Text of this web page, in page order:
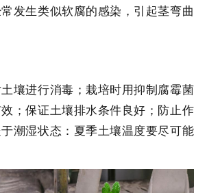
发生类似软腐的感染，引起茎弯曲
壤进行消毒；栽培时用抑制腐霉菌
；保证土壤排水条件良好；防止作
潮湿状态：夏季土壤温度要尽可能